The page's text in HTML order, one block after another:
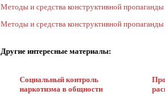
Методы и средства конструктивной
Методы и средства конструктивной
Другие интересные материалы:
Социальный контроль
наркотизма в общности